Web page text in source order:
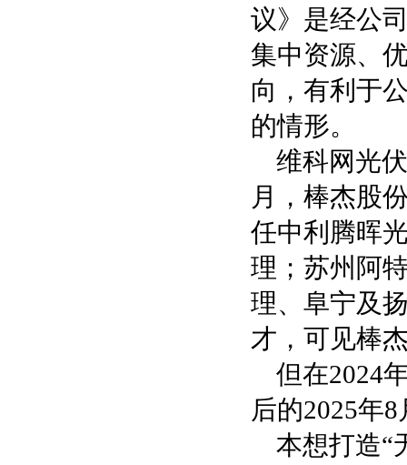
议》是经公
集中资源、
向，有利于
的情形。
维科网光
月，棒杰股
任中利腾晖
理；苏州阿
理、阜宁及
才，可见棒
但在2024
后的2025年
本想打造“